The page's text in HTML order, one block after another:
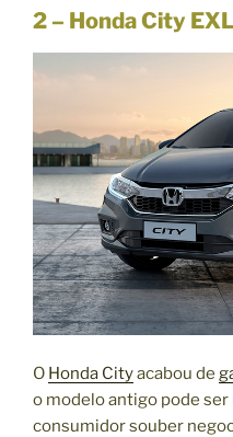
2 – Honda City EXL
O Honda Cityacabou de
o modelo antigo pode ser
consumidor souber